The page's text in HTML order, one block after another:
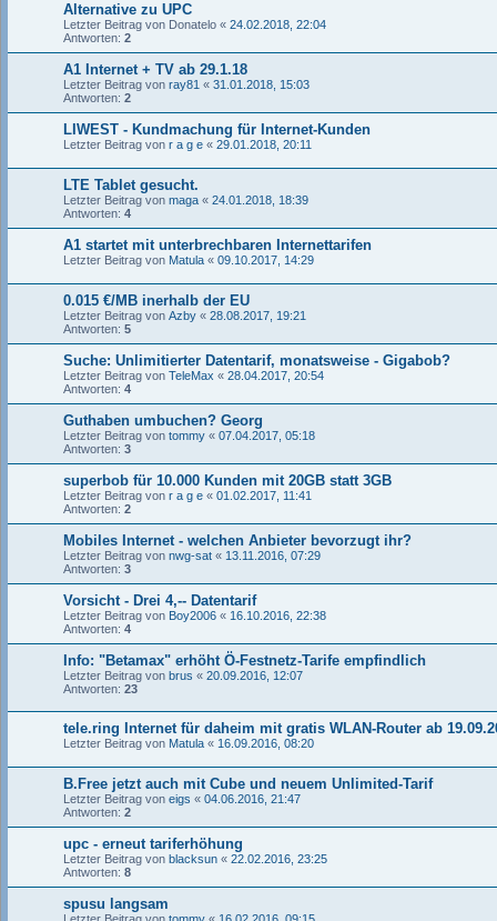
Alternative zu UPC
Letzter Beitrag von Donatelo « 24.02.2018, 22:04
Antworten: 2
A1 Internet + TV ab 29.1.18
Letzter Beitrag von ray81 « 31.01.2018, 15:03
Antworten: 2
LIWEST - Kundmachung für Internet-Kunden
Letzter Beitrag von r a g e « 29.01.2018, 20:11
LTE Tablet gesucht.
Letzter Beitrag von maga « 24.01.2018, 18:39
Antworten: 4
A1 startet mit unterbrechbaren Internettarifen
Letzter Beitrag von Matula « 09.10.2017, 14:29
0.015 €/MB inerhalb der EU
Letzter Beitrag von Azby « 28.08.2017, 19:21
Antworten: 5
Suche: Unlimitierter Datentarif, monatsweise - Gigabob?
Letzter Beitrag von TeleMax « 28.04.2017, 20:54
Antworten: 4
Guthaben umbuchen? Georg
Letzter Beitrag von tommy « 07.04.2017, 05:18
Antworten: 3
superbob für 10.000 Kunden mit 20GB statt 3GB
Letzter Beitrag von r a g e « 01.02.2017, 11:41
Antworten: 2
Mobiles Internet - welchen Anbieter bevorzugt ihr?
Letzter Beitrag von nwg-sat « 13.11.2016, 07:29
Antworten: 3
Vorsicht - Drei 4,-- Datentarif
Letzter Beitrag von Boy2006 « 16.10.2016, 22:38
Antworten: 4
Info: "Betamax" erhöht Ö-Festnetz-Tarife empfindlich
Letzter Beitrag von brus « 20.09.2016, 12:07
Antworten: 23
tele.ring Internet für daheim mit gratis WLAN-Router ab
Letzter Beitrag von Matula « 16.09.2016, 08:20
B.Free jetzt auch mit Cube und neuem Unlimited-Tarif
Letzter Beitrag von eigs « 04.06.2016, 21:47
Antworten: 2
upc - erneut tariferhöhung
Letzter Beitrag von blacksun « 22.02.2016, 23:25
Antworten: 8
spusu langsam